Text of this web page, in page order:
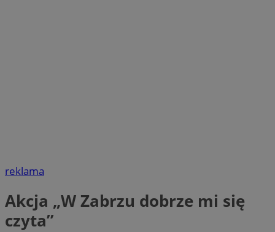
reklama
Akcja „W Zabrzu dobrze mi się
czyta”